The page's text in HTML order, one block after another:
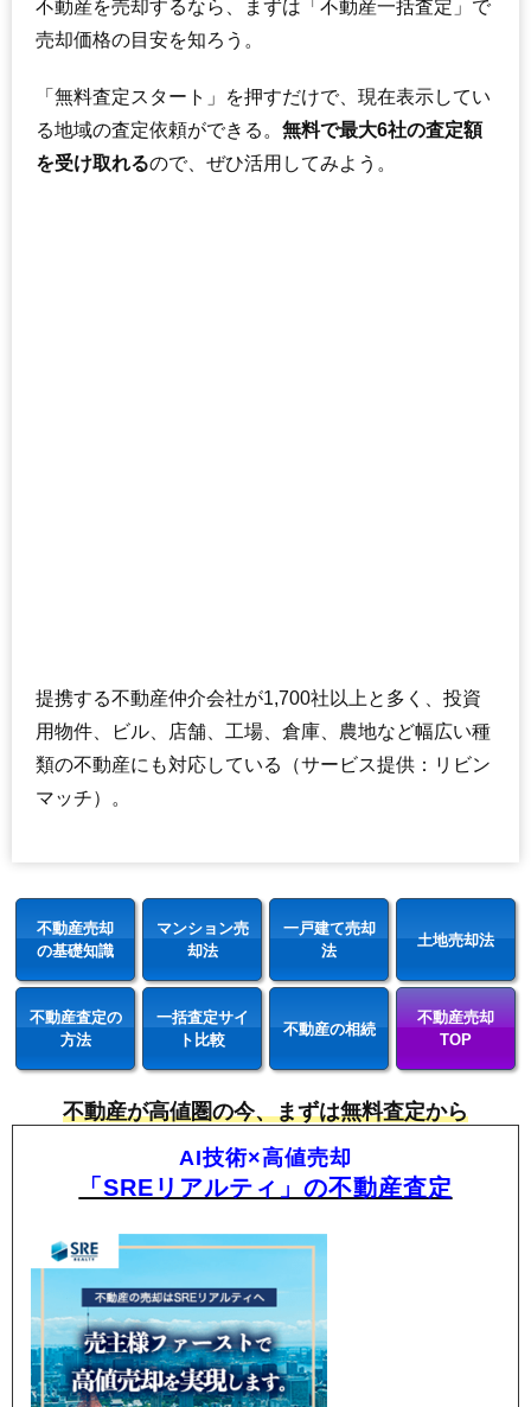
不動産を売却するなら、まずは「不動産一括査定」で
売却価格の目安を知ろう。
「無料査定スタート」を押すだけで、現在表示してい
る地域の査定依頼ができる。 無料で最大6社の査定額
を受け取れるので、ぜひ活用してみよう。
提携する不動産仲介会社が1,700社以上と多く、投資
用物件、ビル、店舗、工場、倉庫、農地など幅広い種
類の不動産にも対応している（サービス提供：リビン
マッチ）。
不動産売却
の基礎知識
マンション売
却法
一戸建て売却
法
土地売却法
不動産査定の
方法
一括査定サイ
ト比較
不動産の相続
不動産売却
TOP
不動産が高値圏の今、まずは無料査定から
AI技術×高値売却
「SREリアルティ」の不動産査定